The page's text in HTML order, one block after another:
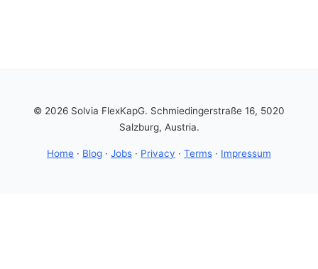
© 2026 Solvia FlexKapG. Schmiedingerstraße 16, 5020
Salzburg, Austria.
Home · Blog · Jobs · Privacy · Terms · Impressum